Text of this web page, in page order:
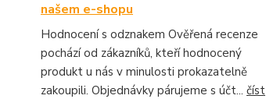
našem e-shopu
Hodnocení s odznakem Ověřená recenze
pochází od zákazníků, kteří hodnocený
produkt u nás v minulosti prokazatelně
zakoupili. Objednávky párujeme s účt... číst